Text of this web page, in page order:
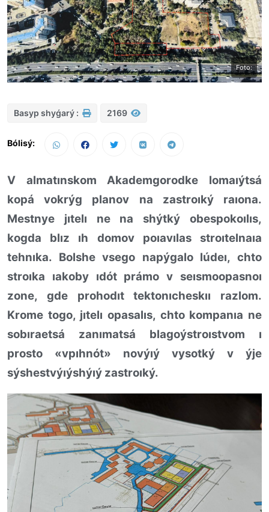
Foto:
Basyp shyǵarý : 2169
Bólisý:
V almatınskom Akademgorodke lomaıýtsá
kopá vokrýg planov na zastroıký raıona.
Mestnye jıtelı ne na shýtký obespokoılıs,
kogda blız ıh domov poıavılas stroıtelnaıa
tehnıka. Bolshe vsego napýgalo lúdeı, chto
stroıka ıakoby ıdót prámo v seısmoopasnoı
zone, gde prohodıt tektonıcheskıı razlom.
Krome togo, jıtelı opasalıs, chto kompanıa ne
sobıraetsá zanımatsá blagoýstroıstvom ı
prosto «vpıhnót» novýıý vysotký v ýje
sýshestvýıýshýıý zastroıký.